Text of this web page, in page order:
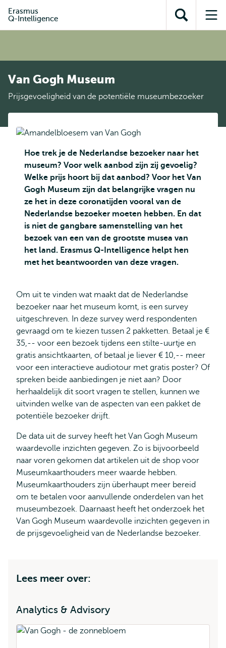
inhoud
Direct naar
subnavigatie
Erasmus
Q-Intelligence
Toon
zoekveld
Van Gogh Museum
Prijsgevoeligheid van de potentiële museumbezoeker
Hoe trek je de Nederlandse bezoeker naar het
museum? Voor welk aanbod zijn zij gevoelig?
Welke prijs hoort bij dat aanbod? Voor het Van
Gogh Museum zijn dat belangrijke vragen nu
ze het in deze coronatijden vooral van de
Nederlandse bezoeker moeten hebben. En dat
is niet de gangbare samenstelling van het
bezoek van een van de grootste musea van
het land. Erasmus Q-Intelligence helpt hen
met het beantwoorden van deze vragen.
Om uit te vinden wat maakt dat de Nederlandse
bezoeker naar het museum komt, is een survey
uitgeschreven. In deze survey werd respondenten
gevraagd om te kiezen tussen 2 pakketten. Betaal je €
35,-- voor een bezoek tijdens een stilte-uurtje en
gratis ansichtkaarten, of betaal je liever € 10,-- meer
voor een interactieve audiotour met gratis poster? Of
spreken beide aanbiedingen je niet aan? Door
herhaaldelijk dit soort vragen te stellen, kunnen we
uitvinden welke van de aspecten van een pakket de
potentiële bezoeker drijft.
De data uit de survey heeft het Van Gogh Museum
waardevolle inzichten gegeven. Zo is bijvoorbeeld
naar voren gekomen dat artikelen uit de shop voor
Museumkaarthouders meer waarde hebben.
Museumkaarthouders zijn überhaupt meer bereid
om te betalen voor aanvullende onderdelen van het
museumbezoek. Daarnaast heeft het onderzoek het
Van Gogh Museum waardevolle inzichten gegeven in
de prijsgevoeligheid van de Nederlandse bezoeker.
Lees meer over:
Analytics & Advisory